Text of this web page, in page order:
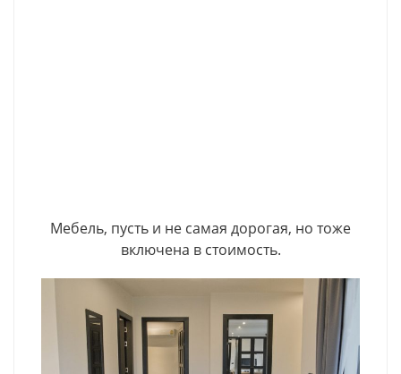
Мебель, пусть и не самая дорогая, но тоже
включена в стоимость.